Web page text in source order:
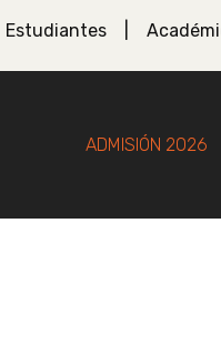
Estudiantes
ADMISIÓN 2026